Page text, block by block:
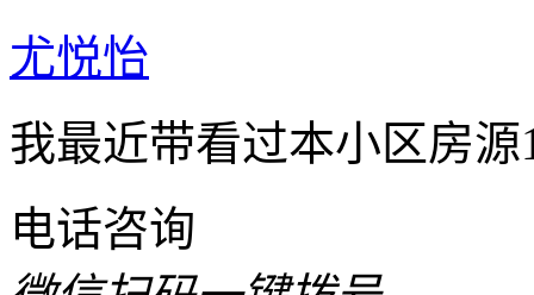
尤悦怡
我最近带看过本小区房
电话咨询